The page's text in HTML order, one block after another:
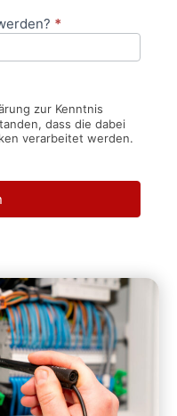
*
zur Kenntnis
dass die dabei
verarbeitet werden.